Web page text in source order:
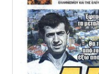
Μπορούσια
Ντόρτμουντ